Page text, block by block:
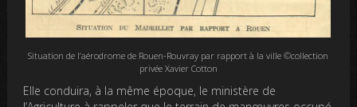
Situation de l’aérodrome de Rouen-Rouvray par rapport à la ville ©collection
privée Xavier Cotton
Elle conduira, à la même époque, le ministère de